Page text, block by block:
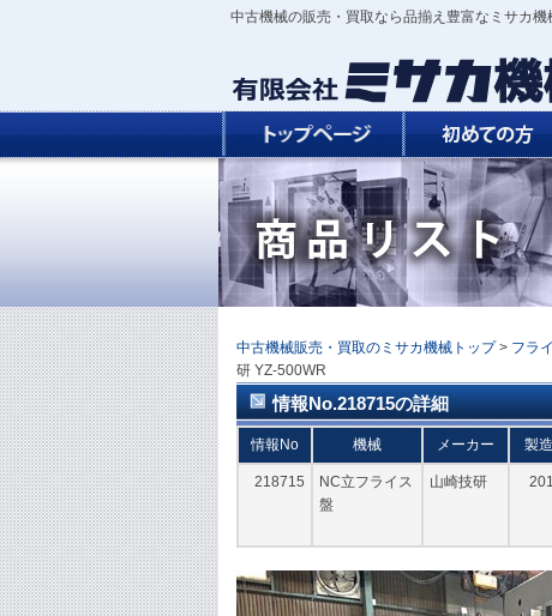
中古機械の販売・買取なら品揃え豊富なミサカ
中古機械販売・買取のミサカ機械トップ > フラ
研 YZ-500WR
情報No.218715の詳細
情報No 機械 メーカー 製
218715
NC立フライス
盤
山崎技研